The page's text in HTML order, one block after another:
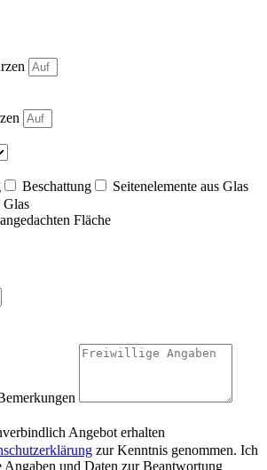
Beschattung
Seitenelemente aus Glas
Glas
Fläche
Angebot erhalten
zur Kenntnis genommen. Ich
Angaben und Daten zur Beantwortung